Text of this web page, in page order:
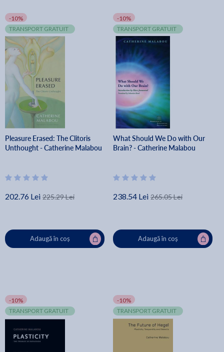
-10%
TRANSPORT GRATUIT
Pleasure Erased: The Clitoris
Unthought - Catherine Malabou
202.76 Lei 225.29 Lei
Adaugă în coș
-10%
TRANSPORT GRATUIT
What Should We Do with Our
Brain? - Catherine Malabou
238.54 Lei 265.05 Lei
Adaugă în coș
-10%
TRANSPORT GRATUIT
-10%
TRANSPORT GRATUIT